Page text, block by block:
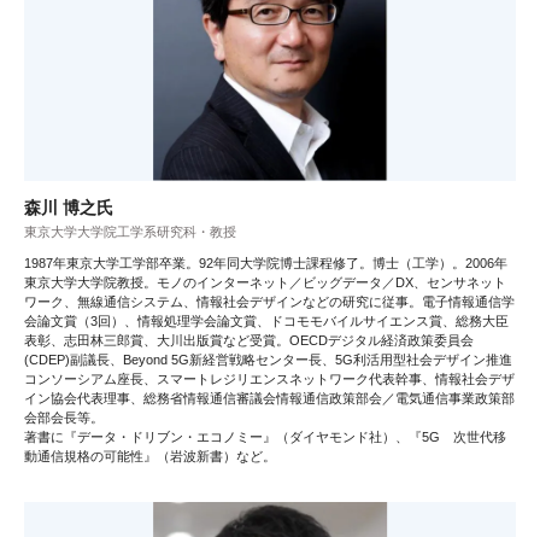
森川 博之氏
東京大学大学院工学系研究科・教授
1987年東京大学工学部卒業。92年同大学院博士課程修了。博士（工学）。2006年
東京大学大学院教授。モノのインターネット／ビッグデータ／DX、センサネット
ワーク、無線通信システム、情報社会デザインなどの研究に従事。電子情報通信学
会論文賞（3回）、情報処理学会論文賞、ドコモモバイルサイエンス賞、総務大臣
表彰、志田林三郎賞、大川出版賞など受賞。OECDデジタル経済政策委員会
(CDEP)副議長、Beyond 5G新経営戦略センター長、5G利活用型社会デザイン推進
コンソーシアム座長、スマートレジリエンスネットワーク代表幹事、情報社会デザ
イン協会代表理事、総務省情報通信審議会情報通信政策部会／電気通信事業政策部
会部会長等。
著書に『データ・ドリブン・エコノミー』（ダイヤモンド社）、『5G 次世代移
動通信規格の可能性』（岩波新書）など。